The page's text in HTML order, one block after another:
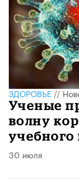
ЗДОРОВЬЕ//
Ученые
волну
учебного
30 июля